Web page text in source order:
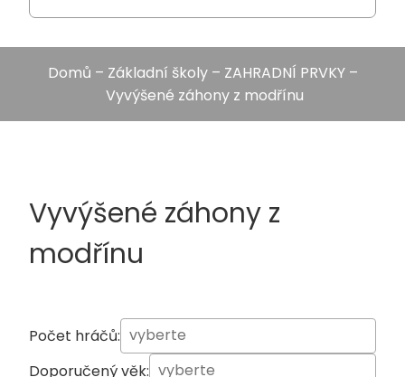
Domů – Základní školy– ZAHRADNÍ PRVKY–
Vyvýšené záhony z modřínu
Vyvýšené záhony z
modřínu
Počet hráčů:
Doporučený věk: